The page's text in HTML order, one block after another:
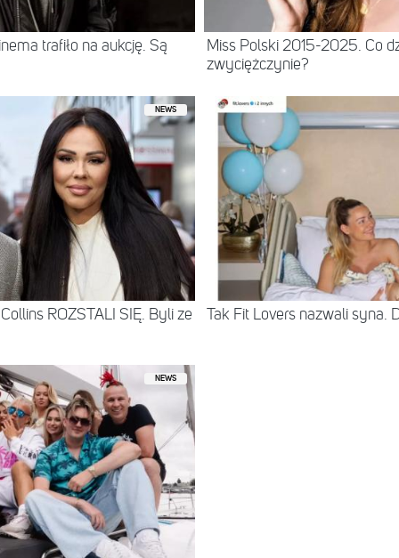
trafiło na aukcję. Są
Miss Polski 2015-2025. Co
zwyciężczynie?
NEWS
ROZSTALI SIĘ. Byli ze Tak Fit Lovers nazwali syna.
NEWS